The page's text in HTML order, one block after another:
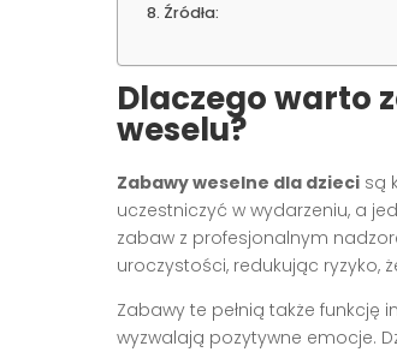
Źródła:
Dlaczego warto
weselu?
Zabawy weselne dla dzieci są
uczestniczyć w wydarzeniu, a
zabaw z profesjonalnym
uroczystości, redukując ryzyko,
Zabawy te pełnią także
wyzwalają pozytywne emocje.